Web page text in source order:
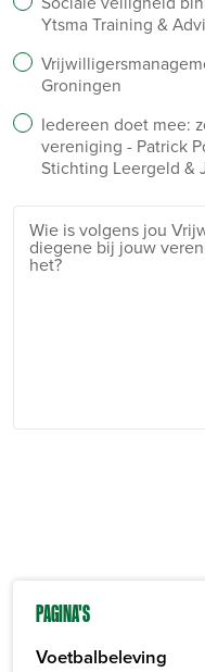
PAGINA'S
Voetbalbeleving
Ytsma Training &
Groningen
Iedereen doet mee:
vereniging - Patrick
Stichting Leergeld &
Wie is volgens jou
diegene bij jouw
het?